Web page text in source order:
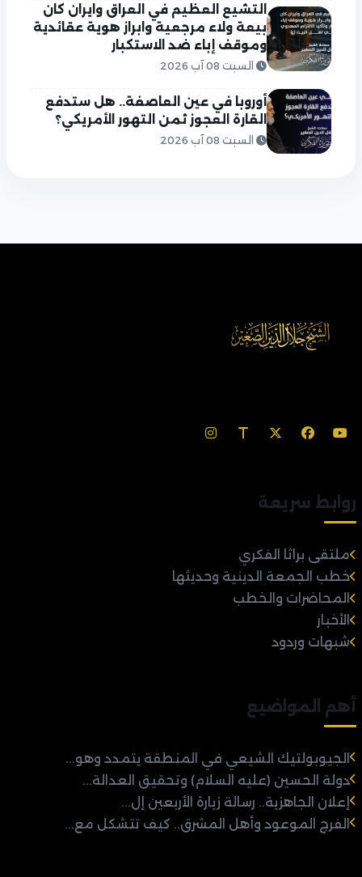
التشيع العظيم في العراق وايران كان
بيعة ولاء مرجعية وابراز هوية عقائدية
وموقف إباء ضد الاستكبار
السبت 08 آب 2026
أوروبا في عين العاصفة.. هل ستدفع
القارة العجوز ثمن التهور الأمريكي؟
السبت 08 آب 2026
روابط سريعة
ملتقى براثا الفكري
خطب الجمعة الدينية وحديثها
المحاضرات والخطب
الأخبار
شبهات وردود
أهم المواضيع
الجيوبولتيك الشيعي في المنطقة يتمدد وهو...
دولة الحسين (عليه السلام) وتحقيق العدالة...
إعلان الجاهزية.. رسالة زيارة الأربعين إل...
الفرج الموعود وأهل المشرق.. كيف تتشكل مع...